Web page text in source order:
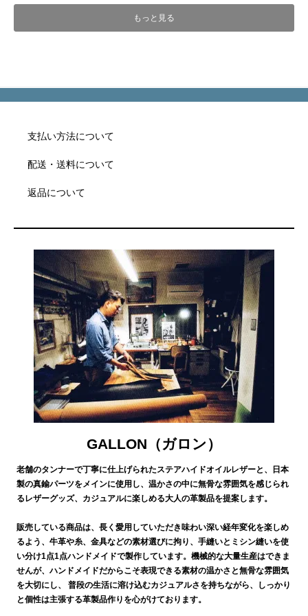
もっと見る
支払い方法について
配送・送料について
返品について
GALLON（ガロン）
老舗のタンナーで丁寧に仕上げられたステアハイドオイルレザーと、日本
製の真鍮パーツをメインに使用し、温かさの中に無骨な雰囲気を感じられ
るレザーグッズ、カジュアルに楽しめる大人の革製品を提案します。
販売している商品は、長く愛用していただき味わい深い経年変化を楽しめ
るよう、牛革や糸、金具などの素材選びに拘り、手縫いとミシン縫いを使
い分け1点1点ハンドメイドで製作しています。機械的な大量生産はできま
せんが、ハンドメイドだからこそ表現できる素材の温かさと無骨な雰囲気
を大切にし、 普段の生活に溶け込むカジュアルさを持ちながら、しっかり
と個性は主張する革製品作りを心がけております。